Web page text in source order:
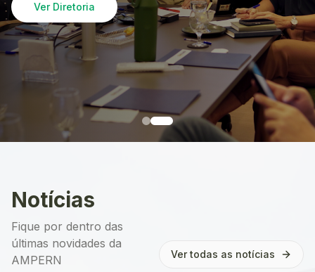
Ver Diretoria
Notícias
Fique por dentro das
últimas novidades da
AMPERN
Ver todas as notícias